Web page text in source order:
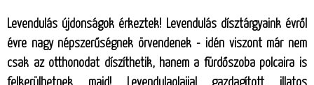
Levendulás újdonságok érkeztek! Levendulás dísztárgyaink évről
évre nagy népszerűségnek örvendenek - idén viszont már nem
csak az otthonodat díszíthetik, hanem a fürdőszoba polcaira is